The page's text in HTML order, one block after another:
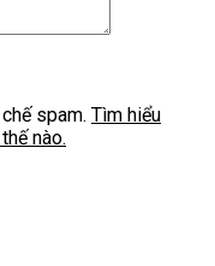
spam. Tìm hiểu
nào.